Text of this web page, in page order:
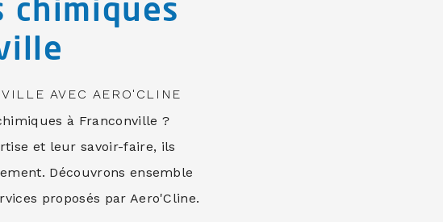
chimiques
AVEC AERO'CLINE
à Franconville ?
et leur savoir-faire, ils
Découvrons ensemble
proposés par Aero'Cline.